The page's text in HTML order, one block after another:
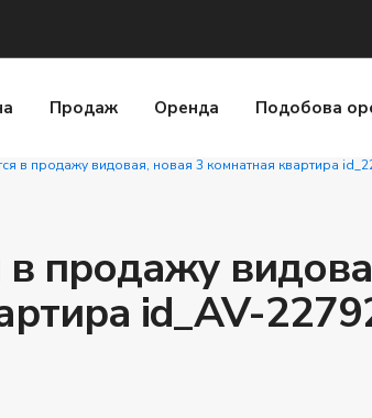
Продаж Оренда Подобова
в продажу видовая, новая 3 комнатная квартира
в продажу
id_AV-